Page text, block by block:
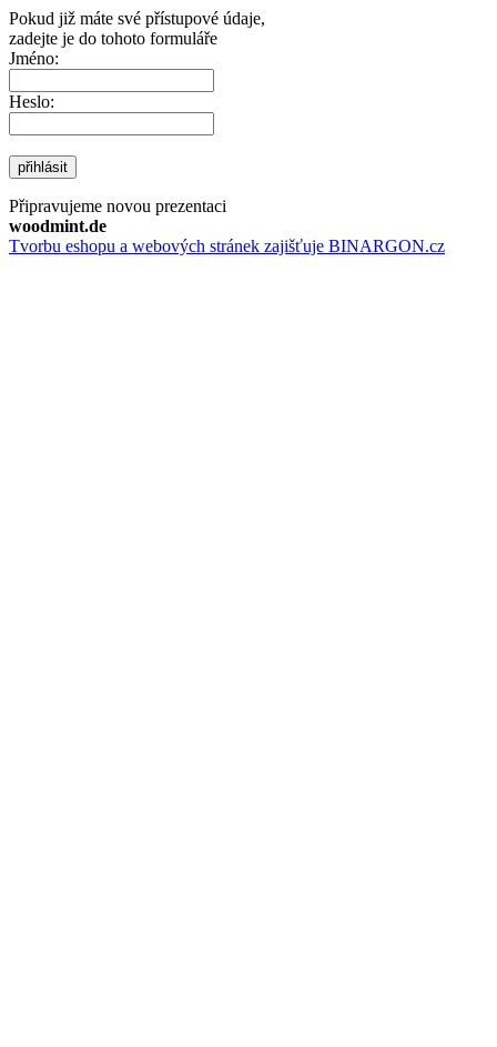
Pokud již máte své přístupové údaje,
zadejte je do tohoto formuláře
Jméno:
Heslo:
přihlásit
Připravujeme novou prezentaci
woodmint.de
Tvorbu eshopu a webových stránek zajišťuje BINARGON.cz